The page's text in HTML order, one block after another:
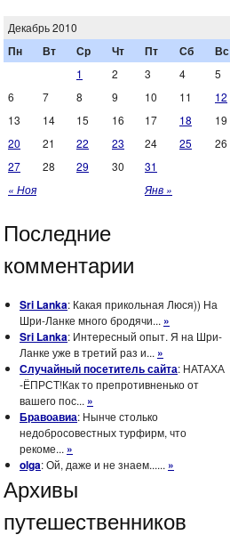
Декабрь 2010
Пн Вт Ср Чт Пт Сб Вс
« Ноя Янв »
1 2 3 4
5
6
7 8 9 10 11
12
13
14 15 16 17 18
19
20
21 22 23 24 25
26
27
28 29 30 31
Последние
комментарии
Sri Lanka: Какая прикольная Люся)) На
Шри-Ланке много бродячи... »
Sri Lanka: Интересный опыт. Я на Шри-
Ланке уже в третий раз и... »
Случайный посетитель сайта: НАТАХА
-ЁПРСТ!Как то препротивненько от
вашего пос... »
Бравоавиа: Нынче столько
недобросовестных турфирм, что
рекоме... »
olga: Ой, даже и не знаем...... »
Архивы
путешественников